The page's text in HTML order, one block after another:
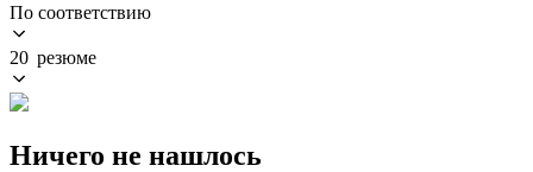
По соответствию
20 резюме
Ничего не нашлось